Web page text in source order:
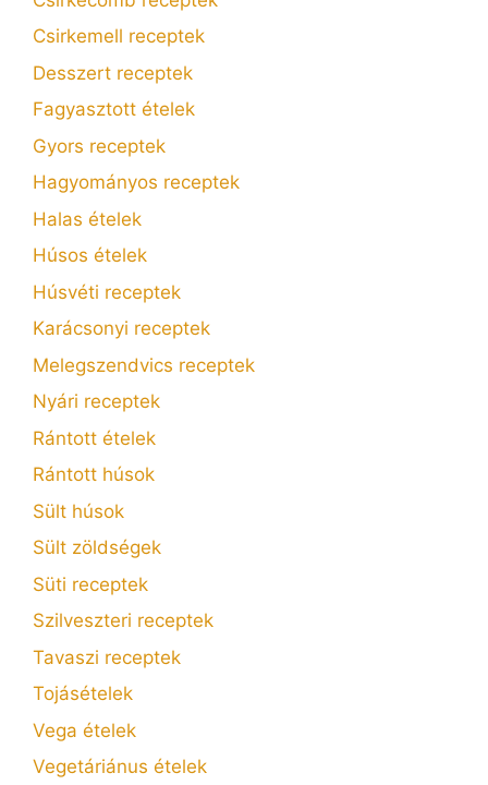
Csirkemell receptek
Desszert receptek
Fagyasztott ételek
Gyors receptek
Hagyományos receptek
Halas ételek
Húsos ételek
Húsvéti receptek
Karácsonyi receptek
Melegszendvics receptek
Nyári receptek
Rántott ételek
Rántott húsok
Sült húsok
Sült zöldségek
Süti receptek
Szilveszteri receptek
Tavaszi receptek
Tojásételek
Vega ételek
Vegetáriánus ételek